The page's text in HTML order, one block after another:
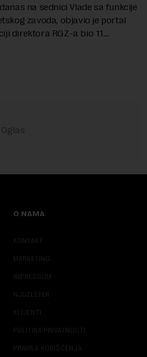
na sednici Vlade sa funkcije
zavoda, objavio je portal
direktora RGZ-a bio 11
O NAMA
KONTAKT
MARKETING
IMPRESSUM
NJUZLETER
KLIJENTI
POLITIKA PRIVATNOSTI
PRAVILA KORIŠĆENJA